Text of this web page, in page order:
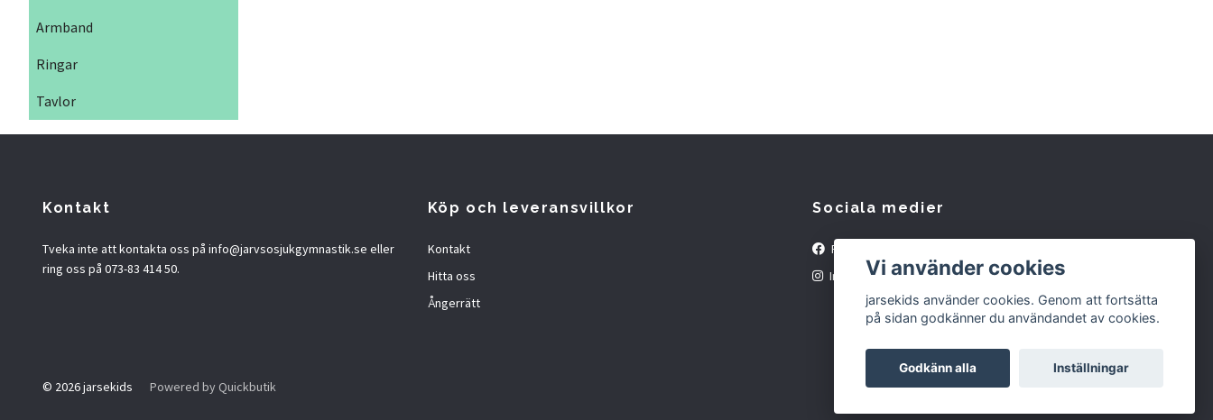
Armband
Ringar
Tavlor
Kontakt
Tveka inte att kontakta oss på info@jarvsosjukgymnastik.se eller
ring oss på 073-83 414 50.
Köp och leveransvillkor
Kontakt
Hitta oss
Ångerrätt
Sociala medier
Facebook
Instagram
© 2026 jarsekids Powered by Quickbutik
Vi använder cookies
jarsekids använder cookies. Genom att fortsätta
på sidan godkänner du användandet av cookies.
Godkänn alla Inställningar